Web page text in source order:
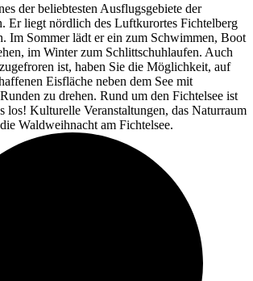
der beliebtesten Ausflugsgebiete der
Er liegt nördlich des Luftkurortes Fichtelberg
Im Sommer lädt er ein zum Schwimmen, Boot
im Winter zum Schlittschuhlaufen. Auch
ist, haben Sie die Möglichkeit, auf
Eisfläche neben dem See mit
zu drehen. Rund um den Fichtelsee ist
los! Kulturelle Veranstaltungen, das Naturraum
Waldweihnacht am Fichtelsee.